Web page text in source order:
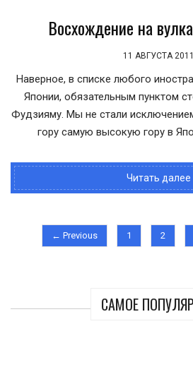
Восхождение на
11 АВГУСТА 2011
Наверное, в списке любого
Японии, обязательным пунктом
Фудзияму. Мы не стали
гору самую высокую гору в
Читать далее
← Previous 1 2
САМОЕ